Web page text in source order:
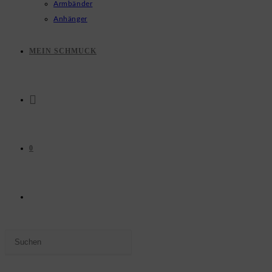
Armbänder
Anhänger
MEIN SCHMUCK
0
SUCHE